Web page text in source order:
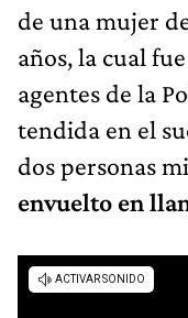
de una mujer
años, la cual
agentes de la
tendida en el
dos personas
envuelto en